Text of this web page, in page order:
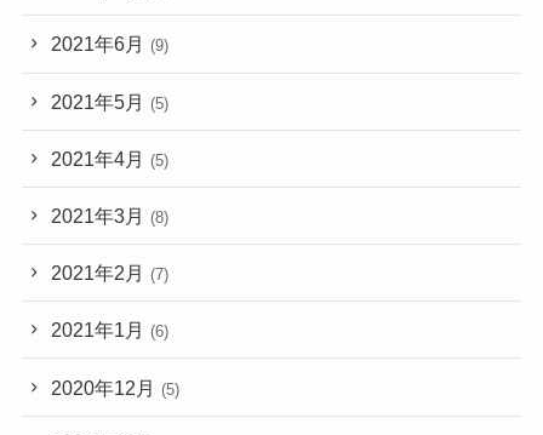
2021年6月 (9)
2021年5月 (5)
2021年4月 (5)
2021年3月 (8)
2021年2月 (7)
2021年1月 (6)
2020年12月 (5)